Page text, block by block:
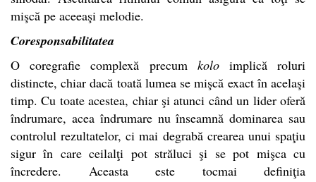
mişcă pe aceeaşi melodie.
Coresponsabilitatea
O coregrafie complexă precum koloimplică roluri
distincte, chiar dacă toată lumea se mişcă exact în acelaşi
timp. Cu toate acestea, chiar şi atunci când un lider oferă
îndrumare, acea îndrumare nu înseamnă dominarea sau
controlul rezultatelor, ci mai degrabă crearea unui spaţiu
sigur în care ceilalţi pot străluci şi se pot mişca cu
încredere. Aceasta este tocmai definiţia